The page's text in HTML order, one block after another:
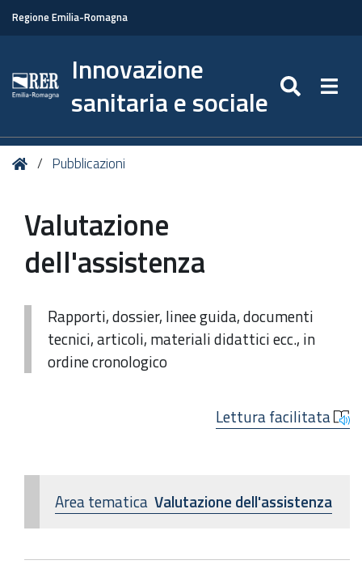
Regione Emilia-Romagna
Innovazione
sanitaria e sociale
Tu HomePubblicazioni
Valutazione
dell'assistenza
Rapporti, dossier, linee guida, documenti
tecnici, articoli, materiali didattici ecc., in
ordine cronologico
Lettura facilitata
Area tematica Valutazione dell'assistenza